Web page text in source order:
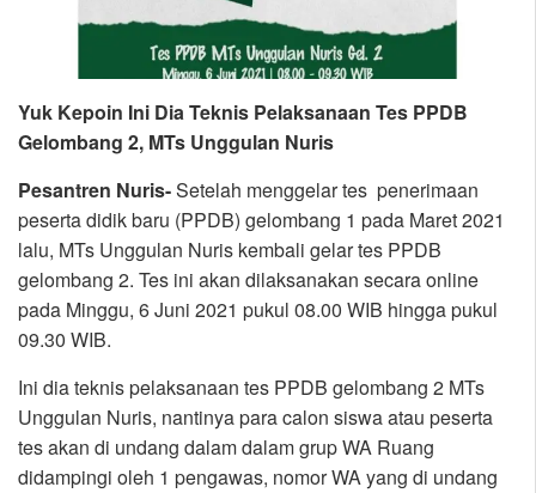
Yuk Kepoin Ini Dia Teknis Pelaksanaan Tes PPDB
Gelombang 2, MTs Unggulan Nuris
Pesantren Nuris-Setelah menggelar tes penerimaan
peserta didik baru (PPDB) gelombang 1 pada Maret 2021
lalu, MTs Unggulan Nuris kembali gelar tes PPDB
gelombang 2. Tes ini akan dilaksanakan secara online
pada Minggu, 6 Juni 2021 pukul 08.00 WIB hingga pukul
09.30 WIB.
Ini dia teknis pelaksanaan tes PPDB gelombang 2 MTs
Unggulan Nuris, nantinya para calon siswa atau peserta
tes akan di undang dalam dalam grup WA Ruang
didampingi oleh 1 pengawas, nomor WA yang di undang